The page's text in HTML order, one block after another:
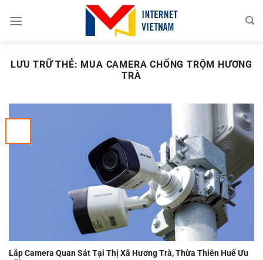
đến
LƯU TRỮ THẺ: MUA CAMERA CHỐNG TRỘM HƯƠNG
TRÀ
Lắp Camera Quan Sát Tại Thị Xã Hương Trà, Thừa Thiên Huế Ưu